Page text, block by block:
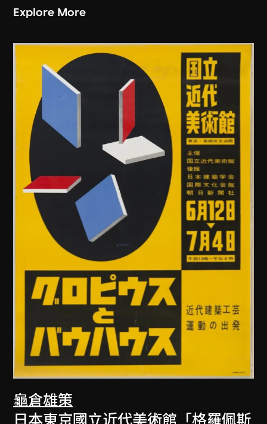
Explore More
龜倉雄策
日本東京國立近代美術館「格羅佩斯